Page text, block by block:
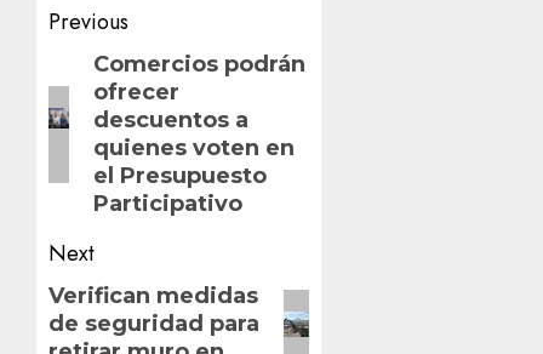
Post
navigation
Previous
Previous
post:
Comercios podrán
ofrecer
descuentos a
quienes voten en
el Presupuesto
Participativo
Next
Next
post:
Verifican medidas
de seguridad para